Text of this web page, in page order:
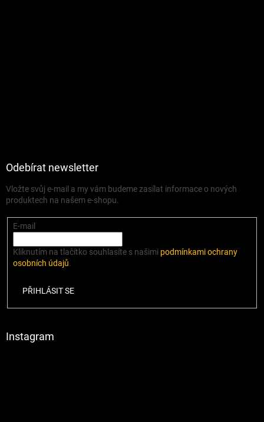
Odebírat newsletter
Vložte svůj e-mail a my vám budeme zasílat informace o nových
produktech na našem e-shopu.
E-mail
Kliknutím na tlačítko souhlasíte s našimi podmínkami ochrany
osobních údajů.
PŘIHLÁSIT SE
Instagram